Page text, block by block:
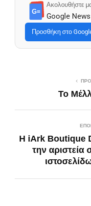
G≡
Ακολουθήστε
Google News
Προσθήκη στο
Το
Η iArk Boutique
την αριστεία